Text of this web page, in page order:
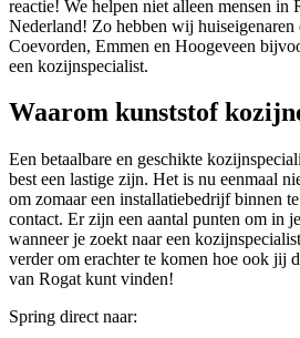
reactie! We helpen niet alleen mensen in
Nederland! Zo hebben wij huiseigenaren
Coevorden, Emmen en Hoogeveen
een kozijnspecialist.
Waarom kunststof
Een betaalbare en geschikte
best een lastige zijn. Het is nu eenmaal
om zomaar een installatiebedrijf binnen
contact. Er zijn een aantal punten om in
wanneer je zoekt naar een
verder om erachter te komen hoe ook jij
van Rogat kunt vinden!
Spring direct naar: